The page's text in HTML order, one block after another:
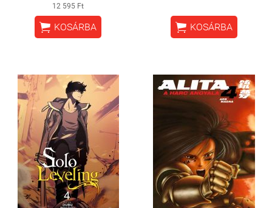
12 595 Ft
 KOSÁRBA  KOSÁRBA